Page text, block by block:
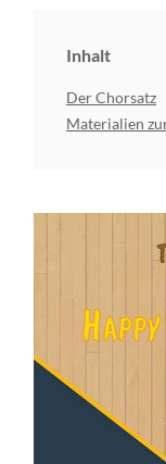
Inhalt
Der Chorsatz
Materialien